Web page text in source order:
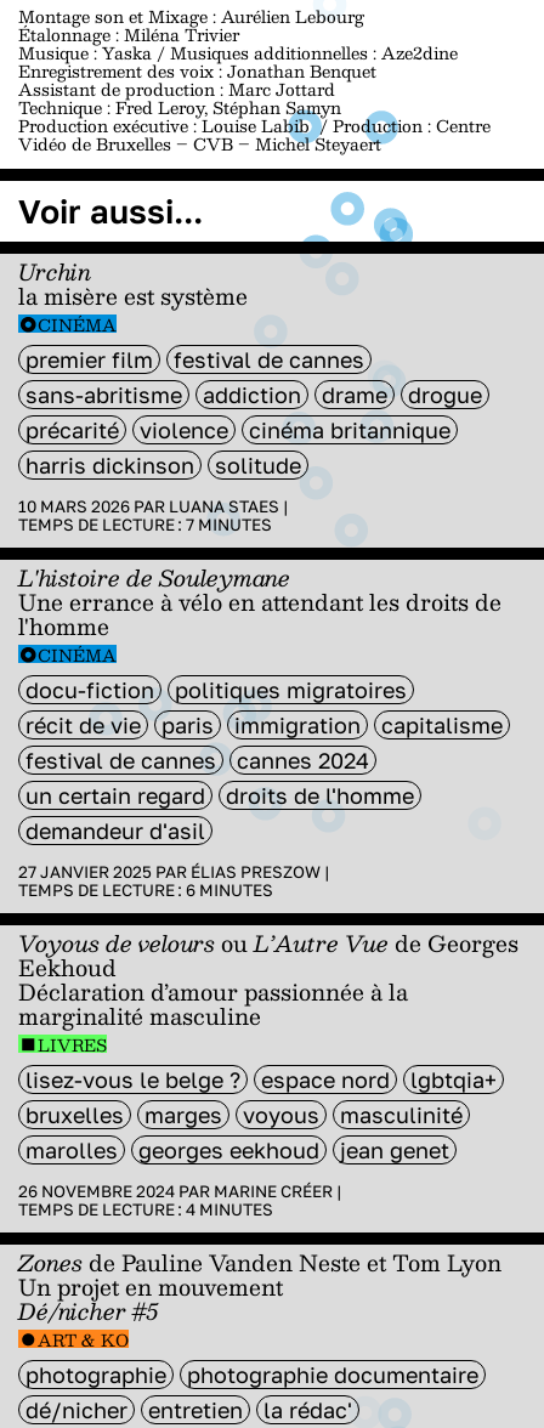
Montage son et Mixage : Aurélien Lebourg
Étalonnage : Miléna Trivier
Musique : Yaska / Musiques additionnelles : Aze2dine
Enregistrement des voix : Jonathan Benquet
Assistant de production : Marc Jottard
Technique : Fred Leroy, Stéphan Samyn
Production exécutive : Louise Labib / Production : Centre
Vidéo de Bruxelles – CVB – Michel Steyaert
Voir aussi...
Urchin
la misère est système
CINÉMA
premier film
festival de cannes
sans-abritisme
addiction drame
drogue
précarité
violence
cinéma britannique
harris dickinson
solitude
10 MARS 2026 PAR LUANA STAES |
TEMPS DE LECTURE : 7 MINUTES
L'histoire de Souleymane
Une errance à vélo en attendant les droits de
l'homme
CINÉMA
docu-fiction
politiques migratoires
récit de vie
paris immigration
capitalisme
festival de cannes
cannes 2024
un certain regard
droits de l'homme
demandeur d'asil
27 JANVIER 2025 PAR ÉLIAS PRESZOW |
TEMPS DE LECTURE : 6 MINUTES
Voyous de veloursouL’Autre Vue de Georges
Eekhoud
Déclaration d’amour passionnée à la
marginalité masculine
LIVRES
lisez-vous le belge ? espace nord
lgbtqia+
bruxelles
marges voyous
masculinité
marolles
georges eekhoud jean genet
26 NOVEMBRE 2024 PAR MARINE CRÉER |
TEMPS DE LECTURE : 4 MINUTES
Zonesde Pauline Vanden Neste et Tom Lyon
Un projet en mouvement
Dé/nicher #5
ART & KO
photographie
photographie documentaire
dé/nicher
entretien
la rédac'